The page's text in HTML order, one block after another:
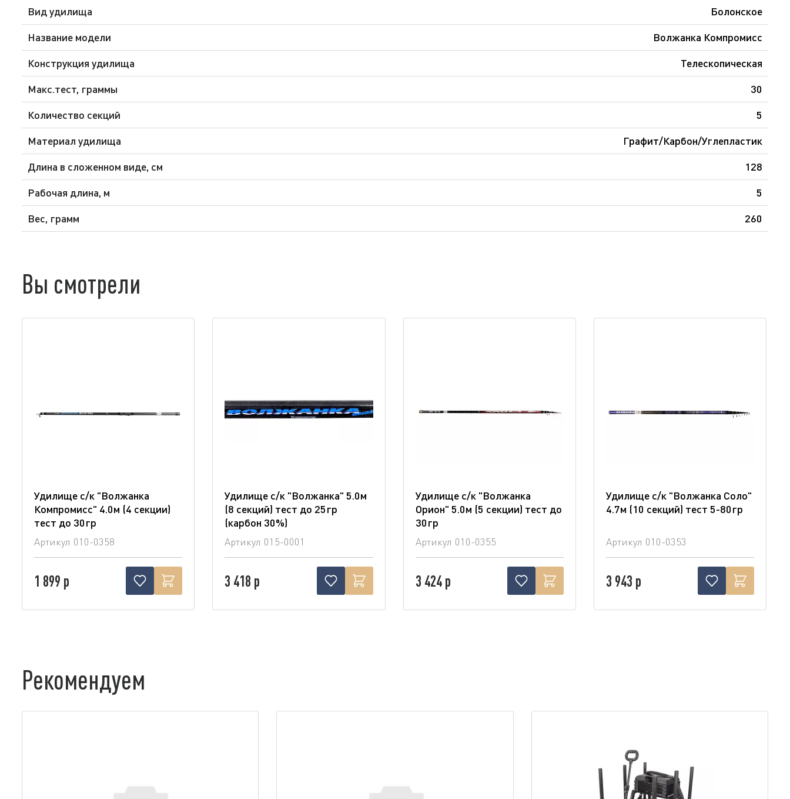
Вид удилища
Болонское
Название модели
Волжанка Компромисс
Конструкция удилища
Телескопическая
Макс.тест, граммы
30
Количество секций
5
Материал удилища
Графит/Карбон/Углепластик
Длина в сложенном виде, см
128
Рабочая длина, м
5
Вес, грамм
260
Вы смотрели
Удилище с/к "Волжанка
Компромисс" 4.0м (4 секции)
тест до 30гр
Артикул 010-0358
1 899 р
Удилище с/к "Волжанка" 5.0м
(8 секций) тест до 25гр
(карбон 30%)
Артикул 015-0001
3 418 р
Удилище с/к "Волжанка
Орион" 5.0м (5 секции) тест до
30гр
Артикул 010-0355
3 424 р
Удилище с/к "Волжанка Соло"
4.7м (10 секций) тест 5-80гр
Артикул 010-0353
3 943 р
Рекомендуем